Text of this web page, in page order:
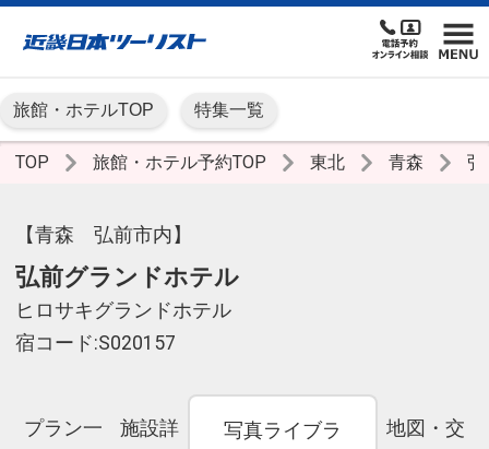
旅館・ホテルTOP 特集一覧
TOP 旅館・ホテル予約TOP 東北 青森
【青森 弘前市内】
弘前グランドホテル
ヒロサキグランドホテル
宿コード:S020157
プラン一
施設詳
写真ライブラ
地図・交